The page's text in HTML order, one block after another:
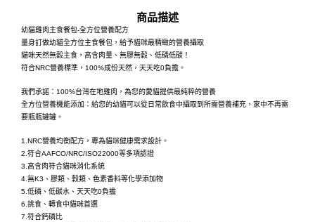
商品描述
幼貓雞肉主食餐包-全方位營養配方
量身訂做幼貓全方位主食餐包，給予貓咪最精緻的營養攝取
貓咪天然無穀主食，高含肉量、無膠無穀、低磷低碳！
符合NRC營養標準，100%成份天然， 天天吃0負擔。
我們承諾：100%台灣在地雞肉，為您的愛貓提供最純粹的營養
全方位營養機能添加：給您的幼貓可以從日常飲食中攝取到所需營養補充，家中不再需
要瓶瓶罐罐。
1.NRC營養均衡配方，專為貓咪健康需求設計。
2.符合AAFCO/NRC/ISO22000等多項認證
3.高含肉符合貓咪消化系統
4.無K3、膠類、穀類、色素香料等化學添加物
5.低磷、低碳水、天天吃0負擔
6.挑食、轉食中貓咪首選
7.符合鈣磷比